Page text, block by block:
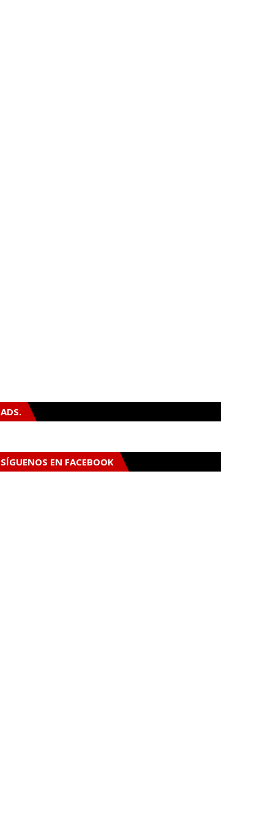
ADS.
SÍGUENOS EN FACEBOOK